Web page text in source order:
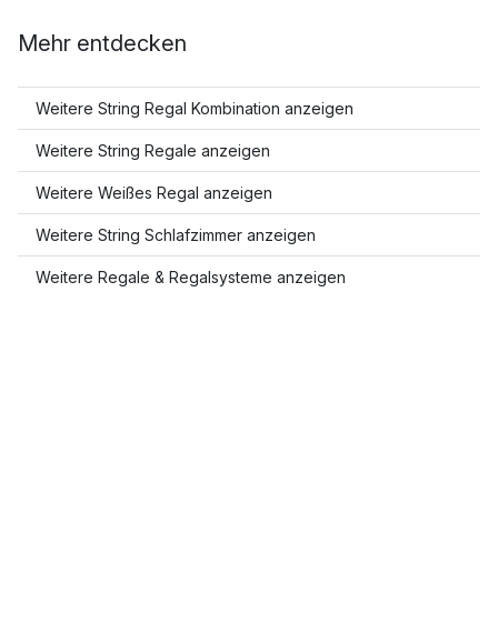
Mehr entdecken
Weitere String Regal Kombination anzeigen
Weitere String Regale anzeigen
Weitere Weißes Regal anzeigen
Weitere String Schlafzimmer anzeigen
Weitere Regale & Regalsysteme anzeigen